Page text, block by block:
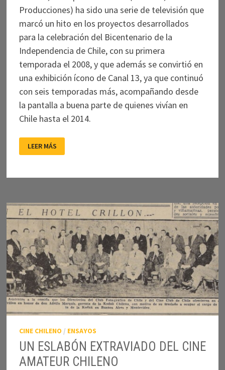
Producciones) ha sido una serie de televisión que
marcó un hito en los proyectos desarrollados
para la celebración del Bicentenario de la
Independencia de Chile, con su primera
temporada el 2008, y que además se convirtió en
una exhibición ícono de Canal 13, ya que continuó
con seis temporadas más, acompañando desde
la pantalla a buena parte de quienes vivían en
Chile hasta el 2014.
NOSTALGIA
VISUAL:
“LOS
EL
LEER MÁS
CINE CHILENO / ENSAYOS
UN ESLABÓN EXTRAVIADO DEL CINE
AMATEUR CHILENO